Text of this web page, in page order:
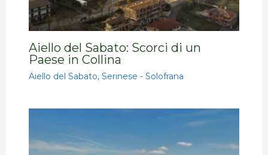
Aiello del Sabato: Scorci di un
Paese in Collina
Aiello del Sabato,Serinese - Solofrana